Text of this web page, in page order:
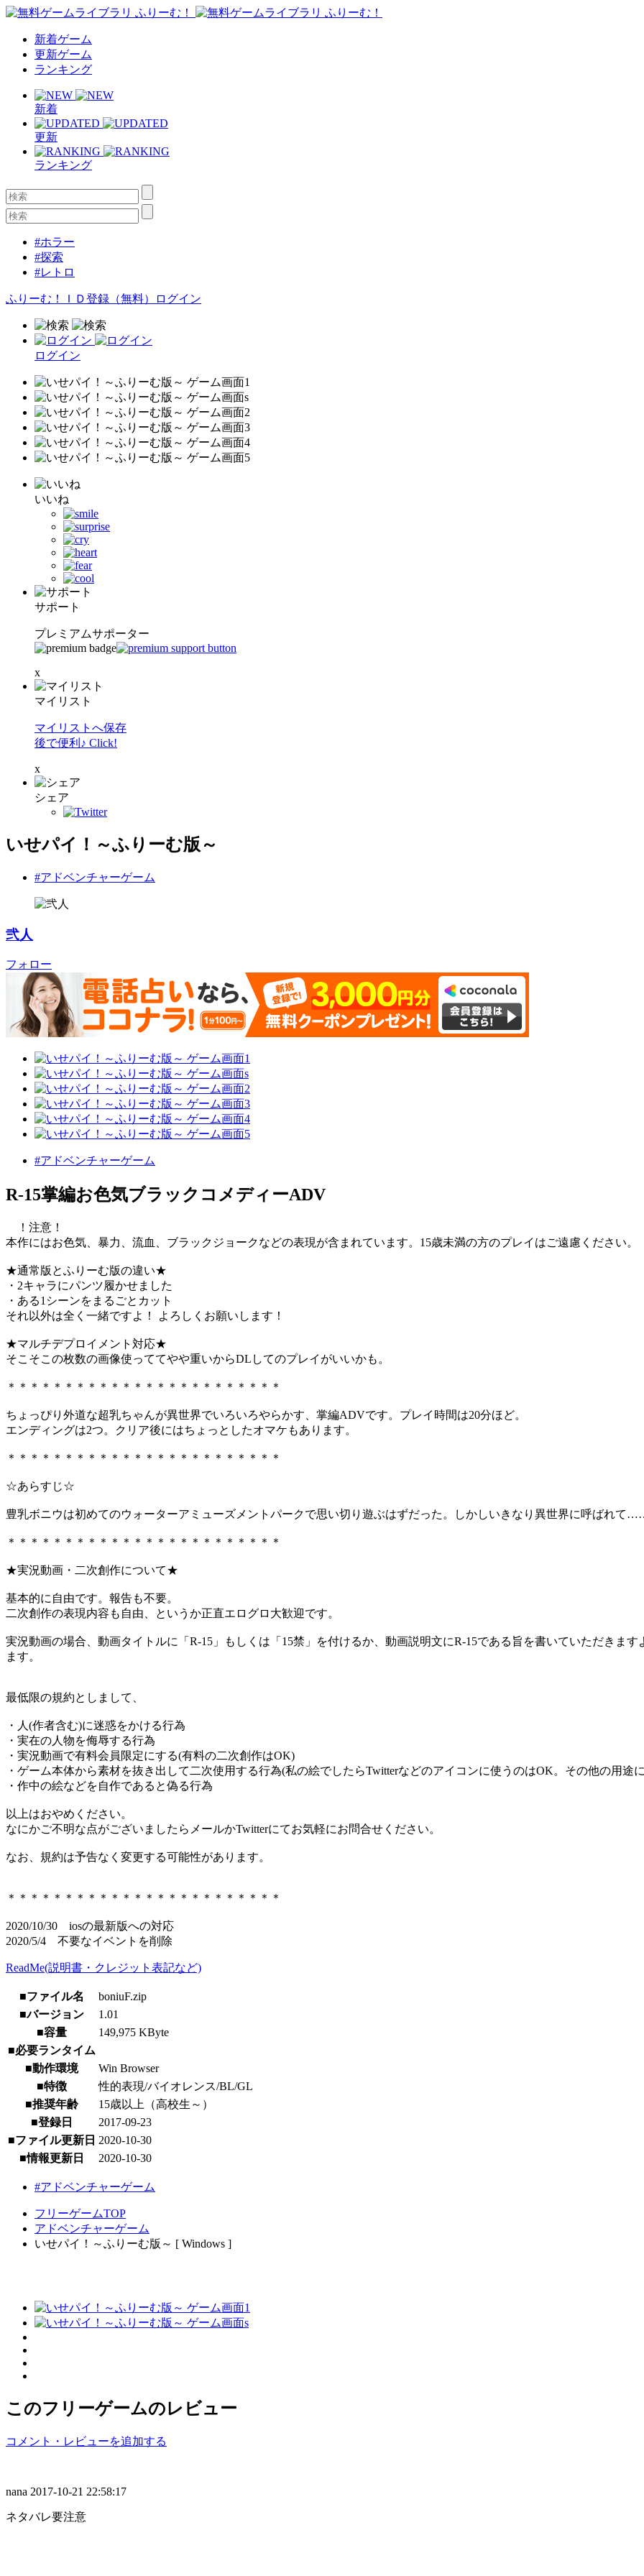
新着ゲーム
更新ゲーム
ランキング
新着
更新
ランキング
#ホラー
#探索
#レトロ
ふりーむ！ＩＤ登録（無料） ログイン
ログイン
いいね
サポート
プレミアムサポーター
x
マイリスト
マイリストへ保存
後で便利♪ Click!
x
シェア
いせパイ！～ふりーむ版～
#アドベンチャーゲーム
弐人
フォロー
#アドベンチャーゲーム
R-15掌編お色気ブラックコメディーADV
！注意！
本作にはお色気、暴力、流血、ブラックジョークなどの表現が含まれています。15歳未満の方のプレイはご遠慮ください。
★通常版とふりーむ版の違い★
・2キャラにパンツ履かせました
・ある1シーンをまるごとカット
それ以外は全く一緒ですよ！ よろしくお願いします！
★マルチデプロイメント対応★
そこそこの枚数の画像使っててやや重いからDLしてのプレイがいいかも。
＊＊＊＊＊＊＊＊＊＊＊＊＊＊＊＊＊＊＊＊＊＊＊＊
ちょっぴり外道な超乳ちゃんが異世界でいろいろやらかす、掌編ADVです。プレイ時間は20分ほど。
エンディングは2つ。クリア後にはちょっとしたオマケもあります。
＊＊＊＊＊＊＊＊＊＊＊＊＊＊＊＊＊＊＊＊＊＊＊＊
☆あらすじ☆
豊乳ボニウは初めてのウォーターアミューズメントパークで思い切り遊ぶはずだった。しかしいきなり異世界に呼ばれて
＊＊＊＊＊＊＊＊＊＊＊＊＊＊＊＊＊＊＊＊＊＊＊＊
★実況動画・二次創作について★
基本的に自由です。報告も不要。
二次創作の表現内容も自由、というか正直エログロ大歓迎です。
実況動画の場合、動画タイトルに「R-15」もしくは「15禁」を付けるか、動画説明文にR-15である旨を書いていただきま
ます。
最低限の規約としまして、
・人(作者含む)に迷惑をかける行為
・実在の人物を侮辱する行為
・実況動画で有料会員限定にする(有料の二次創作はOK)
・ゲーム本体から素材を抜き出して二次使用する行為(私の絵でしたらTwitterなどのアイコンに使うのはOK。その他の用途
・作中の絵などを自作であると偽る行為
以上はおやめください。
なにかご不明な点がございましたらメールかTwitterにてお気軽にお問合せください。
なお、規約は予告なく変更する可能性があります。
＊＊＊＊＊＊＊＊＊＊＊＊＊＊＊＊＊＊＊＊＊＊＊＊
2020/10/30 iosの最新版への対応
2020/5/4 不要なイベントを削除
ReadMe(説明書・クレジット表記など)
■ファイル名
boniuF.zip
■バージョン
1.01
■容量
149,975 KByte
■必要ランタイム
■動作環境
Win Browser
■特徴
性的表現/バイオレンス/BL/GL
■推奨年齢
15歳以上（高校生～）
■登録日
2017-09-23
■ファイル更新日 2020-10-30
■情報更新日
2020-10-30
#アドベンチャーゲーム
フリーゲームTOP
アドベンチャーゲーム
いせパイ！～ふりーむ版～ [ Windows ]
このフリーゲームのレビュー
コメント・レビューを追加する
nana 2017-10-21 22:58:17
ネタバレ要注意